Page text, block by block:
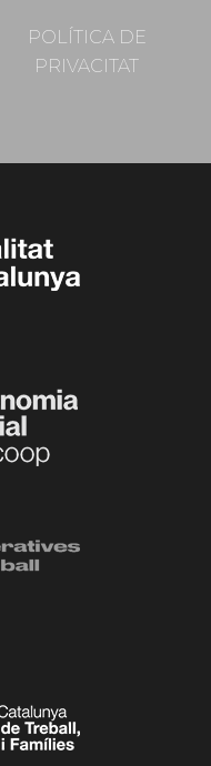
POLÍTICA DE
PRIVACITAT